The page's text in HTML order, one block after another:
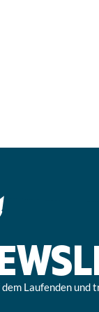
Laufenden und